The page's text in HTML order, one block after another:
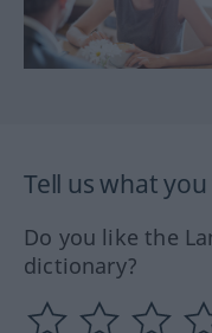
Tell us what
Do you like the
dictionary?